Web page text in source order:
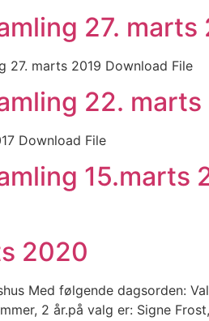
27. marts
27. marts 2019 Download File
22. marts
Download File
15.marts
2020
Med følgende dagsorden:
2 år.på valg er: Signe